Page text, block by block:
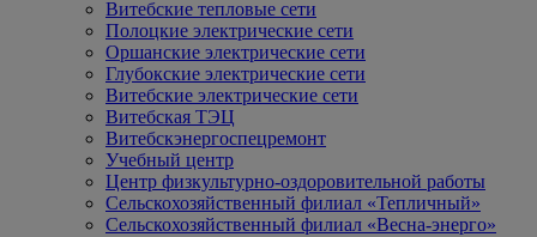
Витебские тепловые сети
Полоцкие электрические сети
Оршанские электрические сети
Глубокские электрические сети
Витебские электрические сети
Витебская ТЭЦ
Витебскэнергоспецремонт
Учебный центр
Центр физкультурно-оздоровительной работы
Сельскохозяйственный филиал «Тепличный»
Сельскохозяйственный филиал «Весна-энерго»